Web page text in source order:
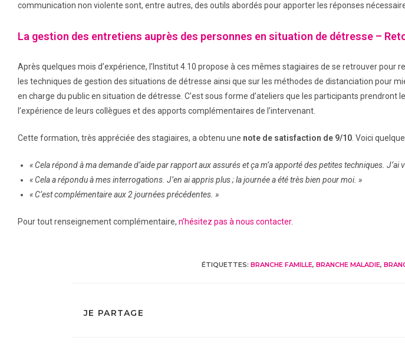
communication non violente sont, entre autres, des outils abordés pour apporter les réponses
La gestion des entretiens auprès des personnes en situation de détresse –
Après quelques mois d’expérience, l’Institut 4.10 propose à ces mêmes stagiaires de se retrouver pour
les techniques de gestion des situations de détresse ainsi que sur les méthodes de distanciation pour
en charge du public en situation de détresse. C’est sous forme d’ateliers que les participants prendront
l’expérience de leurs collègues et des apports complémentaires de l’intervenant.
Cette formation, très appréciée des stagiaires, a obtenu une note de satisfaction de 9/10 . Voici
« Cela répond à ma demande d’aide par rapport aux assurés et ça m’a apporté des petites techniques.
« Cela a répondu à mes interrogations. J’en ai appris plus ; la journée a été très bien pour moi. »
« C’est complémentaire aux 2 journées précédentes. »
Pour tout renseignement complémentaire, n’hésitez pas à nous contacter.
ÉTIQUETTES: BRANCHE FAMILLE, BRANCHE MALADIE,
JE PARTAGE